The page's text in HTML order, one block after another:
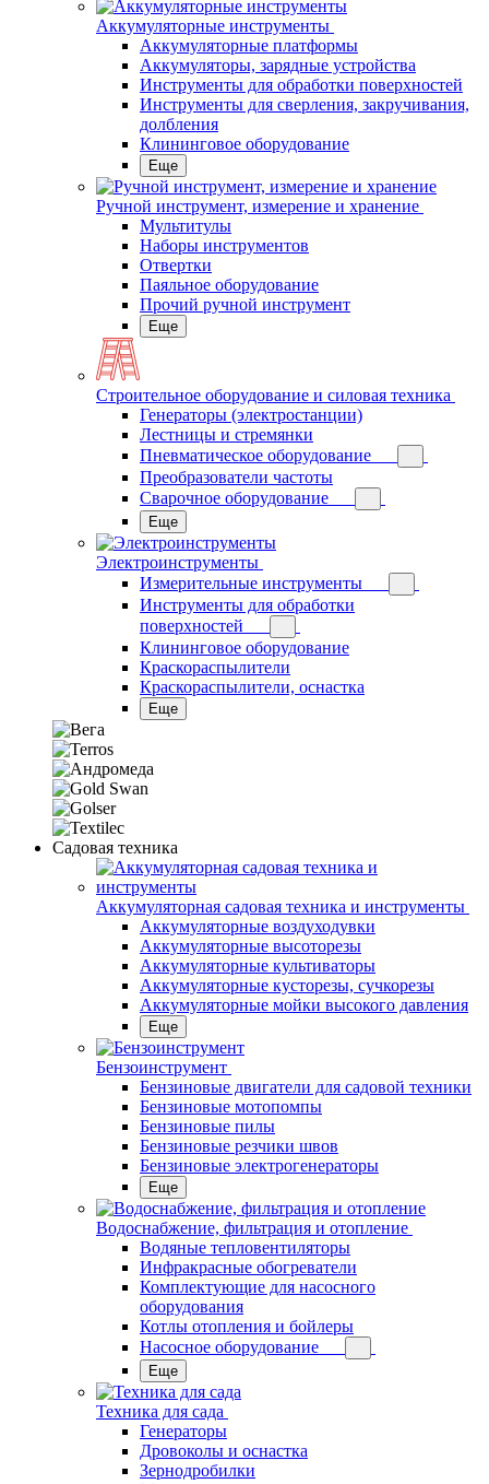
Аккумуляторные инструменты
Аккумуляторные платформы
Аккумуляторы, зарядные устройства
Инструменты для обработки поверхностей
Инструменты для сверления, закручивания,
долбления
Клининговое оборудование
Еще
Ручной инструмент, измерение и хранение
Мультитулы
Наборы инструментов
Отвертки
Паяльное оборудование
Прочий ручной инструмент
Еще
Строительное оборудование и силовая техника
Генераторы (электростанции)
Лестницы и стремянки
Пневматическое оборудование
Преобразователи частоты
Сварочное оборудование
Еще
Электроинструменты
Измерительные инструменты
Инструменты для обработки
поверхностей
Клининговое оборудование
Краскораспылители
Краскораспылители, оснастка
Еще
Садовая техника
Аккумуляторная садовая техника и инструменты
Аккумуляторные воздуходувки
Аккумуляторные высоторезы
Аккумуляторные культиваторы
Аккумуляторные кусторезы, сучкорезы
Аккумуляторные мойки высокого давления
Еще
Бензоинструмент
Бензиновые двигатели для садовой техники
Бензиновые мотопомпы
Бензиновые пилы
Бензиновые резчики швов
Бензиновые электрогенераторы
Еще
Водоснабжение, фильтрация и отопление
Водяные тепловентиляторы
Инфракрасные обогреватели
Комплектующие для насосного
оборудования
Котлы отопления и бойлеры
Насосное оборудование
Еще
Техника для сада
Генераторы
Дровоколы и оснастка
Зернодробилки